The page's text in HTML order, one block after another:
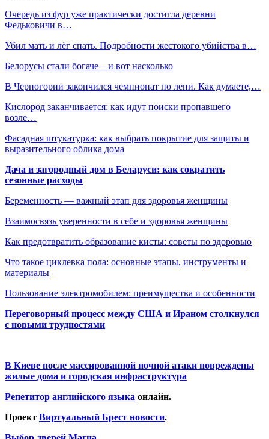
Очередь из фур уже практически достигла деревни
Федьковичи в…
Убил мать и лёг спать. Подробности жестокого убийства в…
Белорусы стали богаче – и вот насколько
В Черногории закончился чемпионат по лени. Как думаете,…
Кислород заканчивается: как идут поиски пропавшего
возле…
Фасадная штукатурка: как выбрать покрытие для защиты и
выразительного облика дома
Дача и загородный дом в Беларуси: как сократить
сезонные расходы
Беременность — важный этап для здоровья женщины
Взаимосвязь уверенности в себе и здоровья женщины
Как предотвратить образование кисты: советы по здоровью
Что такое циклевка пола: основные этапы, инструменты и
материалы
Пользование электромобилем: преимущества и особенности
Переговорный процесс между США и Ираном столкнулся
с новыми трудностями
В Киеве после массированной ночной атаки повреждены
жилые дома и городская инфраструктура
Репетитор английского языка онлайн.
Проект Виртуальный Брест новости.